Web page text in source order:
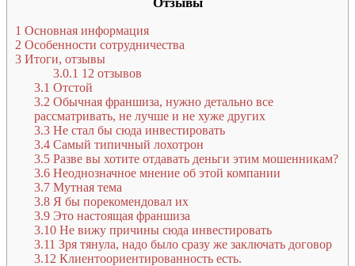
1 Основная информация
2 Особенности сотрудничества
3 Итоги, отзывы
3.0.1 12 отзывов
3.1 Отстой
3.2 Обычная франшиза, нужно детально все
рассматривать, не лучше и не хуже других
3.3 Не стал бы сюда инвестировать
3.4 Самый типичный лохотрон
3.5 Разве вы хотите отдавать деньги этим мошенникам?
3.6 Неоднозначное мнение об этой компании
3.7 Мутная тема
3.8 Я бы порекомендовал их
3.9 Это настоящая франшиза
3.10 Не вижу причины сюда инвестировать
3.11 Зря тянула, надо было сразу же заключать договор
3.12 Клиентоориентированность есть.